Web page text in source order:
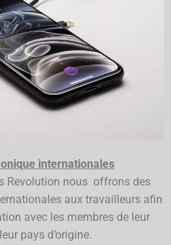
internationales
Revolution nous offrons des
aux travailleurs afin
avec les membres de leur
pays d’origine.